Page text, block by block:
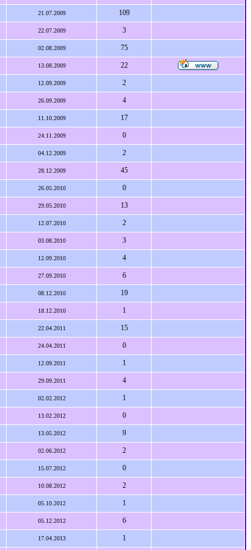
21.07.2009 109
22.07.2009 3
02.08.2009 75
13.08.2009 22
12.09.2009 2
26.09.2009 4
11.10.2009 17
24.11.2009 0
04.12.2009 2
28.12.2009 45
26.05.2010 0
29.05.2010 13
12.07.2010 2
03.08.2010 3
12.09.2010 4
27.09.2010 6
08.12.2010 19
18.12.2010 1
22.04.2011 15
24.04.2011 0
12.09.2011 1
29.09.2011 4
02.02.2012 1
13.02.2012 0
13.05.2012 9
02.06.2012 2
15.07.2012 0
10.08.2012 2
05.10.2012 1
05.12.2012 6
17.04.2013 1